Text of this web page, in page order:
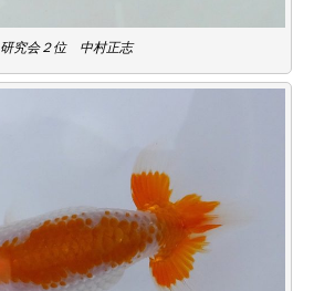
研究会２位 中村正志